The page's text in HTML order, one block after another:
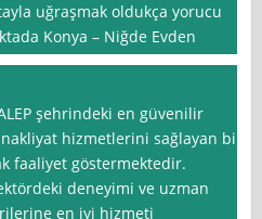
uğraşmak oldukça yorucu
Konya – Niğde Evden
şehrindeki en güvenilir
hizmetlerini sağlayan bir
faaliyet göstermektedir.
deneyimi ve uzman
en iyi hizmeti